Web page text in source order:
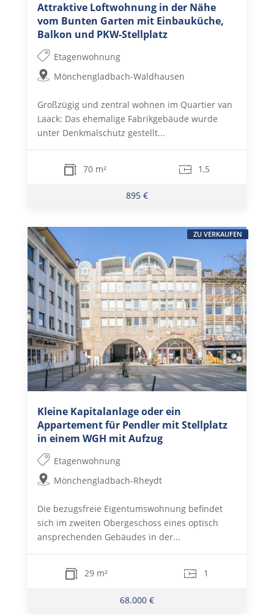
Attraktive Loftwohnung in der Nähe
vom Bunten Garten mit Einbauküche,
Balkon und PKW-Stellplatz
Etagenwohnung
Mönchengladbach-Waldhausen
Großzügig und zentral wohnen im Quartier van
Laack: Das ehemalige Fabrikgebäude wurde
unter Denkmalschutz gestellt...
70 m² 1,5
895 €
Kleine Kapitalanlage oder ein
Appartement für Pendler mit Stellplatz
in einem WGH mit Aufzug
Etagenwohnung
Mönchengladbach-Rheydt
Die bezugsfreie Eigentumswohnung befindet
sich im zweiten Obergeschoss eines optisch
ansprechenden Gebäudes in der...
29 m² 1
68.000 €
ZU VERKAUFEN